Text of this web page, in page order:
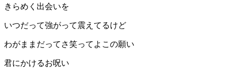
きらめく出会いを
いつだって強がって震えてるけど
わがままだってさ笑ってよこの願い
君にかけるお呪い